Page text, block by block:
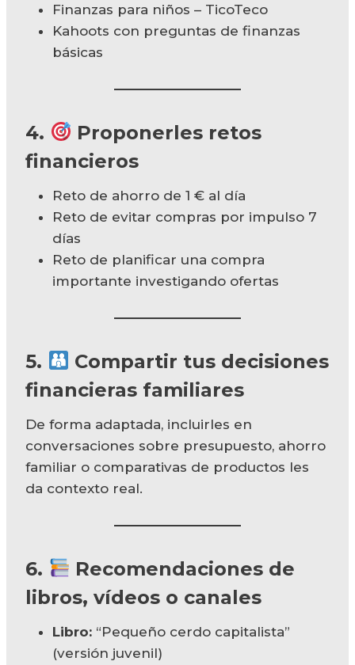
Finanzas para niños – TicoTeco
Kahoots con preguntas de finanzas
básicas
4.
Proponerles retos
financieros
Reto de ahorro de 1 € al día
Reto de evitar compras por impulso 7
días
Reto de planificar una compra
importante investigando ofertas
5.
Compartir tus decisiones
financieras familiares
De forma adaptada, incluirles en
conversaciones sobre presupuesto, ahorro
familiar o comparativas de productos les
da contexto real.
6.
Recomendaciones de
libros, vídeos o canales
Libro: “Pequeño cerdo capitalista”
(versión juvenil)